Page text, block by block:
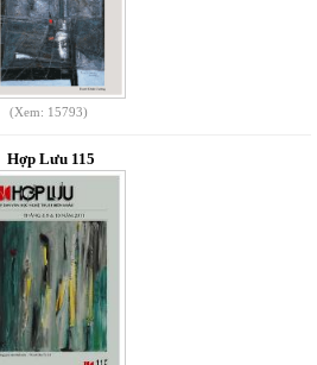
(Xem: 15793)
Hợp Lưu 115